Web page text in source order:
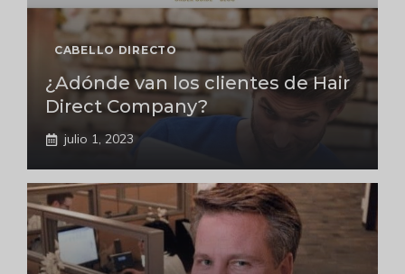
CABELLO DIRECTO
¿Adónde van los clientes de Hair
Direct Company?
julio 1, 2023